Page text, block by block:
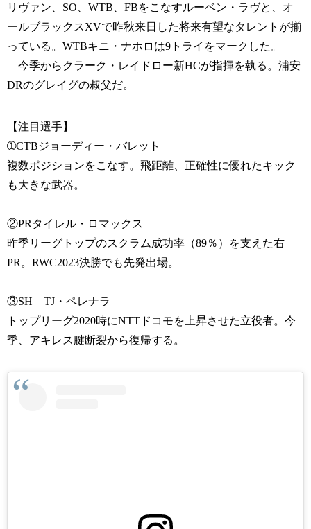
リヴァン、SO、WTB、FBをこなすルーベン・ラヴと、オ
ールブラックスXVで昨秋来日した将来有望なタレントが揃
っている。WTBキニ・ナホロは9トライをマークした。
今季からクラーク・レイドロー新HCが指揮を執る。浦安
DRのグレイグの叔父だ。
【注目選手】
➀CTBジョーディー・バレット
複数ポジションをこなす。飛距離、正確性に優れたキック
も大きな武器。
②PRタイレル・ロマックス
昨季リーグトップのスクラム成功率（89％）を支えた右
PR。RWC2023決勝でも先発出場。
③SH TJ・ペレナラ
トップリーグ2020時にNTTドコモを上昇させた立役者。今
季、アキレス腱断裂から復帰する。